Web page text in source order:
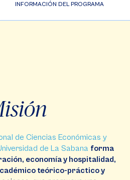
INFORMACIÓN DEL PROGRAMA
de Ciencias Económicas y
de La Sabana forma
economía y hospitalidad,
teórico-práctico y